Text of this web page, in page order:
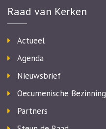
Raad van Kerken
Actueel
Agenda
Nieuwsbrief
Oecumenische Bezinning
Partners